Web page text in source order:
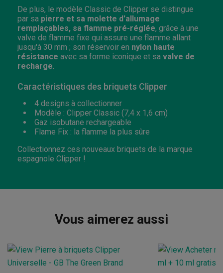
De plus, le modèle Classic de Clipper se distingue
par sa pierre et sa molette d'allumage
remplaçables, sa flamme pré-réglée, grâce à une
valve de flamme fixe qui assure une flamme allant
jusqu'à 30 mm ; son réservoir en nylon haute
résistance avec sa forme iconique et sa valve de
recharge
Caractéristiques des briquets Clipper
4 designs à collectionner
Modèle : Clipper Classic (7,4 x 1,6 cm)
Gaz isobutane rechargeable
Flame Fix : la flamme la plus sûre
Collectionnez ces nouveaux briquets de la marque
espagnole Clipper !
Vous aimerez aussi